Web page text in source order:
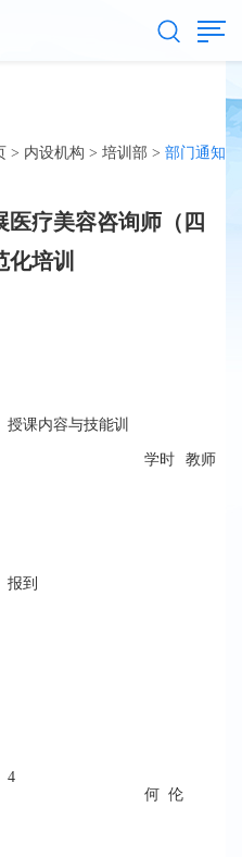
> 内设机构 > 培训部 > 部门通知
医疗美容咨询师（四
培训
课内容与技能训
学时 教师
到
何 伦